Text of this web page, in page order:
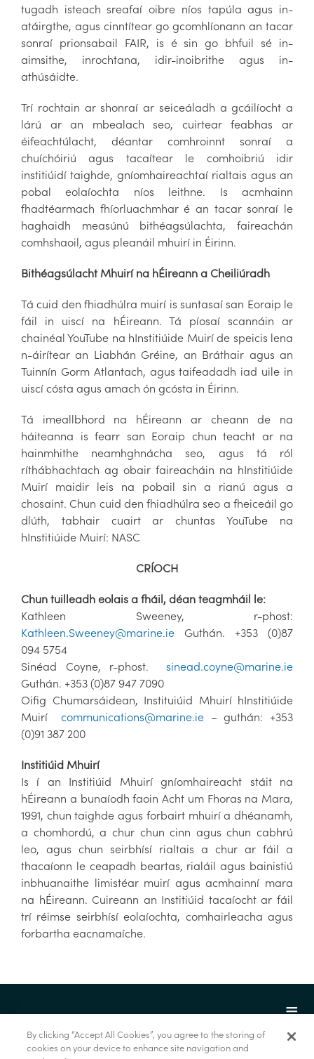
tugadh isteach sreafaí oibre níos tapúla agus in-
atáirgthe, agus cinntítear go gcomhlíonann an tacar
sonraí prionsabail FAIR, is é sin go bhfuil sé in-
aimsithe, inrochtana, idir-inoibrithe agus in-
athúsáidte.
Trí rochtain ar shonraí ar seiceáladh a gcáilíocht a
lárú ar an mbealach seo, cuirtear feabhas ar
éifeachtúlacht, déantar comhroinnt sonraí a
chuíchóiriú agus tacaítear le comhoibriú idir
institiúidí taighde, gníomhaireachtaí rialtais agus an
pobal eolaíochta níos leithne. Is acmhainn
fhadtéarmach fhíorluachmhar é an tacar sonraí le
haghaidh measúnú bithéagsúlachta, faireachán
comhshaoil, agus pleanáil mhuirí in Éirinn.
Bithéagsúlacht Mhuirí na hÉireann a Cheiliúradh
Tá cuid den fhiadhúlra muirí is suntasaí san Eoraip le
fáil in uiscí na hÉireann. Tá píosaí scannáin ar
chainéal YouTube na hInstitiúide Muirí de speicis lena
n-áirítear an Liabhán Gréine, an Bráthair agus an
Tuinnín Gorm Atlantach, agus taifeadadh iad uile in
uiscí cósta agus amach ón gcósta in Éirinn.
Tá imeallbhord na hÉireann ar cheann de na
háiteanna is fearr san Eoraip chun teacht ar na
hainmhithe neamhghnácha seo, agus tá ról
ríthábhachtach ag obair faireacháin na hInstitiúide
Muirí maidir leis na pobail sin a rianú agus a
chosaint. Chun cuid den fhiadhúlra seo a fheiceáil go
dlúth, tabhair cuairt ar chuntas YouTube na
hInstitiúide Muirí: NASC
CRÍOCH
Chun tuilleadh eolais a fháil, déan teagmháil le:
Kathleen Sweeney, r-phost:
Kathleen.Sweeney@marine.ie Guthán. +353 (0)87
094 5754
Sinéad Coyne, r-phost. sinead.coyne@marine.ie
Guthán. +353 (0)87 947 7090
Oifig Chumarsáidean, Instituiúid Mhuirí hInstitiúide
Muirícommunications@marine.ie – guthán: +353
(0)91 387 200
Institiúid Mhuirí
Is í an Institiúid Mhuirí gníomhaireacht stáit na
hÉireann a bunaíodh faoin Acht um Fhoras na Mara,
1991, chun taighde agus forbairt mhuirí a dhéanamh,
a chomhordú, a chur chun cinn agus chun cabhrú
leo, agus chun seirbhísí rialtais a chur ar fáil a
thacaíonn le ceapadh beartas, rialáil agus bainistiú
inbhuanaithe limistéar muirí agus acmhainní mara
na hÉireann. Cuireann an Institiúid tacaíocht ar fáil
trí réimse seirbhísí eolaíochta, comhairleacha agus
forbartha eacnamaíche.
By clicking “Accept All Cookies”, you agree to the storing of
cookies on your device to enhance site navigation and